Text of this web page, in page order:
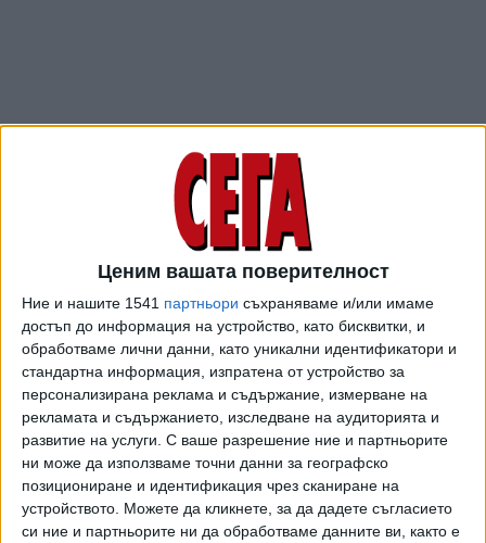
Ценим вашата поверителност
Ние и нашите 1541 партньори съхраняваме и/или имаме
достъп до информация на устройство, като бисквитки, и
обработваме лични данни, като уникални идентификатори и
стандартна информация, изпратена от устройство за
персонализирана реклама и съдържание, измерване на
рекламата и съдържанието, изследване на аудиторията и
развитие на услуги. С ваше разрешение ние и партньорите
ни може да използваме точни данни за географско
позициониране и идентификация чрез сканиране на
устройството. Можете да кликнете, за да дадете съгласието
си ние и партньорите ни да обработваме данните ви, както е
Решението все още не е потвърдено, пише вестникът,
но посочва, че напоследък има многократни опити за
предоставяне на девствената природа в много части на
Аляска за търговска експлоатация. В допълнение към
обезлесяването на популациите от стари дървета,
може да предостави възможности за осъществяване на
минните и енергийните проекти на територията на
Аляска.
Районът е местообитание за много животински видове и
привлича хиляди туристи със своите ефектни пейзажи.
Според „Вашингтон пост”, туристическият сектор в
югоизточната част на Аляска осигурява около 17 % от
работните места.